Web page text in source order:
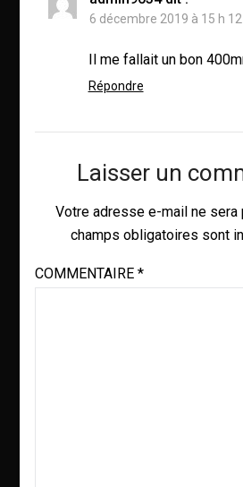
6 décembre 2019 à 15 h
Il me fallait un bon
Répondre
Laisser un
Votre adresse e-mail ne sera
champs obligatoires sont
COMMENTAIRE *